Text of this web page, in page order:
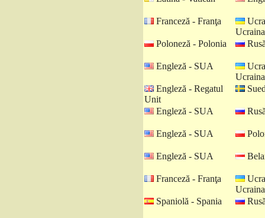
Franceză - Franţa
Ucraina
Poloneză - Polonia
Engleză - SUA
Ucraina
Engleză - Regatul
Unit
Engleză - SUA
Engleză - SUA
Engleză - SUA
Franceză - Franţa
Ucraina
Spaniolă - Spania